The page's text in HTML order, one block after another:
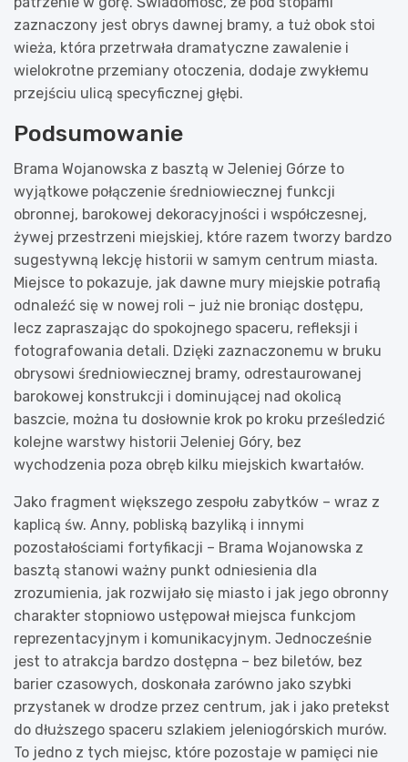
zaznaczony jest obrys dawnej bramy, a tuż obok stoi
wieża, która przetrwała dramatyczne zawalenie i
wielokrotne przemiany otoczenia, dodaje zwykłemu
przejściu ulicą specyficznej głębi.
Podsumowanie
Brama Wojanowska z basztą w Jeleniej Górze to
wyjątkowe połączenie średniowiecznej funkcji
obronnej, barokowej dekoracyjności i współczesnej,
żywej przestrzeni miejskiej, które razem tworzy bardzo
sugestywną lekcję historii w samym centrum miasta.
Miejsce to pokazuje, jak dawne mury miejskie potrafią
odnaleźć się w nowej roli – już nie broniąc dostępu,
lecz zapraszając do spokojnego spaceru, refleksji i
fotografowania detali. Dzięki zaznaczonemu w bruku
obrysowi średniowiecznej bramy, odrestaurowanej
barokowej konstrukcji i dominującej nad okolicą
baszcie, można tu dosłownie krok po kroku prześledzić
kolejne warstwy historii Jeleniej Góry, bez
wychodzenia poza obręb kilku miejskich kwartałów.
Jako fragment większego zespołu zabytków – wraz z
kaplicą św. Anny, pobliską bazyliką i innymi
pozostałościami fortyfikacji – Brama Wojanowska z
basztą stanowi ważny punkt odniesienia dla
zrozumienia, jak rozwijało się miasto i jak jego obronny
charakter stopniowo ustępował miejsca funkcjom
reprezentacyjnym i komunikacyjnym. Jednocześnie
jest to atrakcja bardzo dostępna – bez biletów, bez
barier czasowych, doskonała zarówno jako szybki
przystanek w drodze przez centrum, jak i jako pretekst
do dłuższego spaceru szlakiem jeleniogórskich murów.
To jedno z tych miejsc, które pozostaje w pamięci nie